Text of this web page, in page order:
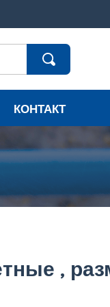
КОНТАКТ
,